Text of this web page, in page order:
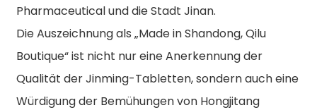
Pharmaceutical und die Stadt Jinan.
Die Auszeichnung als „Made in Shandong, Qilu
Boutique“ ist nicht nur eine Anerkennung der
Qualität der Jinming-Tabletten, sondern auch eine
Würdigung der Bemühungen von Hongjitang